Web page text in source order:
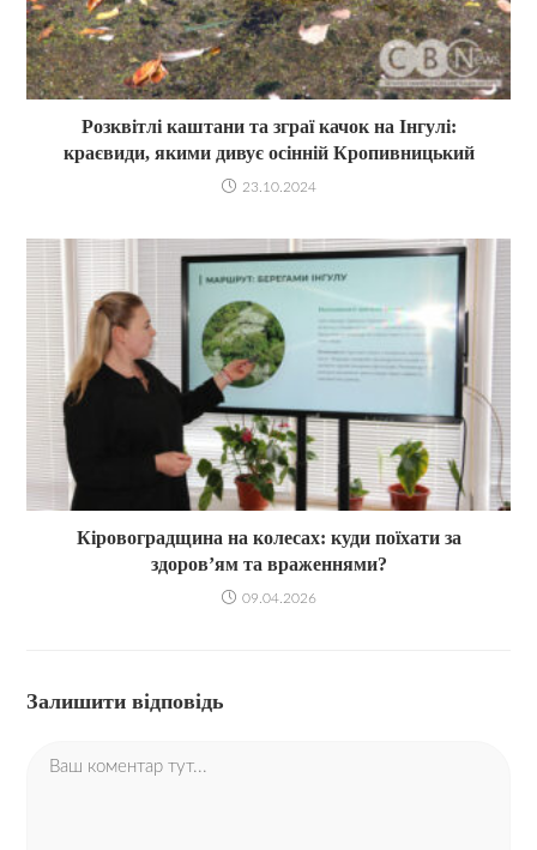
Розквітлі каштани та зграї качок на Інгулі:
краєвиди, якими дивує осінній Кропивницький
23.10.2024
Кіровоградщина на колесах: куди поїхати за
здоров’ям та враженнями?
09.04.2026
Залишити відповідь